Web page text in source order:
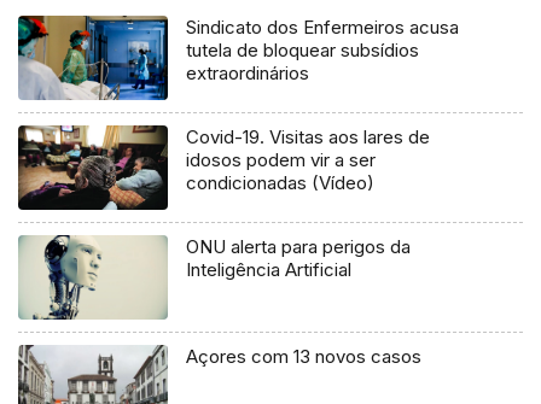
Sindicato dos Enfermeiros acusa
tutela de bloquear subsídios
extraordinários
Covid-19. Visitas aos lares de
idosos podem vir a ser
condicionadas (Vídeo)
ONU alerta para perigos da
Inteligência Artificial
Açores com 13 novos casos